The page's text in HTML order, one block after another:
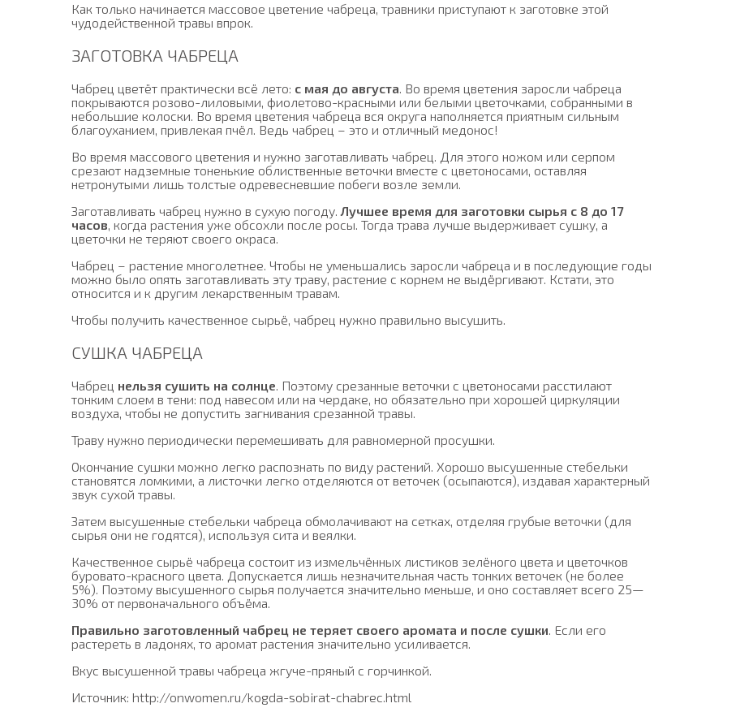
Как только начинается массовое цветение чабреца, травники приступают к заготовке этой
чудодейственной травы впрок.
ЗАГОТОВКА ЧАБРЕЦА
Чабрец цветёт практически всё лето: с мая до августа. Во время цветения заросли чабреца
покрываются розово-лиловыми, фиолетово-красными или белыми цветочками, собранными в
небольшие колоски. Во время цветения чабреца вся округа наполняется приятным сильным
благоуханием, привлекая пчёл. Ведь чабрец – это и отличный медонос!
Во время массового цветения и нужно заготавливать чабрец. Для этого ножом или серпом
срезают надземные тоненькие облиственные веточки вместе с цветоносами, оставляя
нетронутыми лишь толстые одревесневшие побеги возле земли.
Заготавливать чабрец нужно в сухую погоду.Лучшее время для заготовки сырья с 8 до 17
часов, когда растения уже обсохли после росы. Тогда трава лучше выдерживает сушку, а
цветочки не теряют своего окраса.
Чабрец – растение многолетнее. Чтобы не уменьшались заросли чабреца и в последующие годы
можно было опять заготавливать эту траву, растение с корнем не выдёргивают. Кстати, это
относится и к другим лекарственным травам.
Чтобы получить качественное сырьё, чабрец нужно правильно высушить.
СУШКА ЧАБРЕЦА
Чабрец нельзя сушить на солнце . Поэтому срезанные веточки с цветоносами расстилают
тонким слоем в тени: под навесом или на чердаке, но обязательно при хорошей циркуляции
воздуха, чтобы не допустить загнивания срезанной травы.
Траву нужно периодически перемешивать для равномерной просушки.
Окончание сушки можно легко распознать по виду растений. Хорошо высушенные стебельки
становятся ломкими, а листочки легко отделяются от веточек (осыпаются), издавая характерный
звук сухой травы.
Затем высушенные стебельки чабреца обмолачивают на сетках, отделяя грубые веточки (для
сырья они не годятся), используя сита и веялки.
Качественное сырьё чабреца состоит из измельчённых листиков зелёного цвета и цветочков
буровато-красного цвета. Допускается лишь незначительная часть тонких веточек (не более
5%). Поэтому высушенного сырья получается значительно меньше, и оно составляет всего 25—
30% от первоначального объёма.
Правильно заготовленный чабрец не теряет своего аромата и после сушки . Если его
растереть в ладонях, то аромат растения значительно усиливается.
Вкус высушенной травы чабреца жгуче-пряный с горчинкой.
Источник: http://onwomen.ru/kogda-sobirat-chabrec.html